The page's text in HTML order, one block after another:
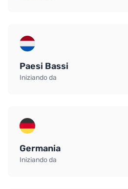
Paesi Bassi
Iniziando da
Germania
Iniziando da